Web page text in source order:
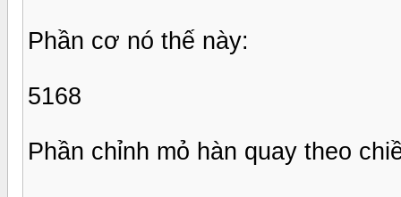
Phần cơ nó thế này:
5168
Phần chỉnh mỏ hàn quay theo